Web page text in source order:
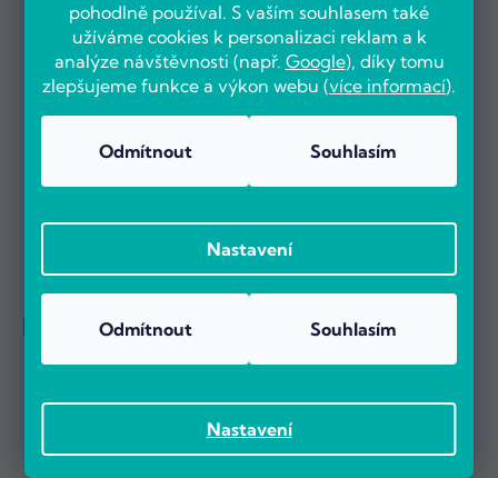
pohodlně používal. S vaším souhlasem také
užíváme cookies k personalizaci reklam a k
analýze návštěvnosti (např. Google), díky tomu
zlepšujeme funkce a výkon webu (více informací).
Nastavení
Odmítnout Souhlasím
Nastavení
Odmítnout Souhlasím
Už více než 5000 zákazníků nás doporučuje na základě recenzí
na portálu Heureka.cz.
Zobrazit více než 5000 recenzí na Heureka.cz
Reference firem